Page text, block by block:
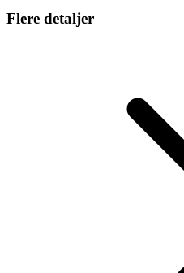
Flere detaljer